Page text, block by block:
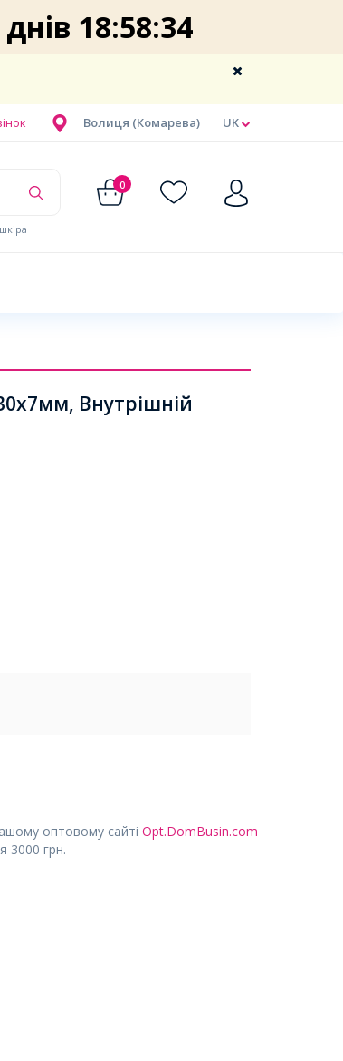
18:58:33
UK
Волиця (Комарева)
0
Внутрішній
оптовому сайті Opt.DomBusin.com
3000 грн.